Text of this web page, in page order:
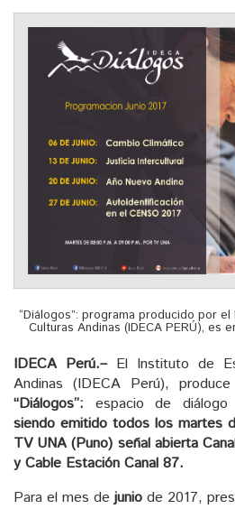
“Diálogos”: programa producido por
Culturas Andinas (IDECA PERÚ), es
IDECA Perú.–El Instituto de
Andinas (IDECA Perú), produce
“Diálogos”: espacio de diálogo
siendo emitido todos los martes
TV UNA (Puno) señal abierta
y Cable Estación Canal 87.
Para el mes dejunio de 2017,